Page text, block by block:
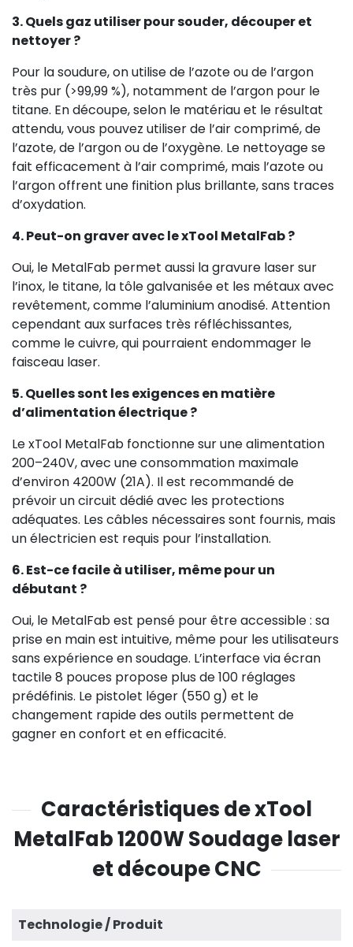
3. Quels gaz utiliser pour souder, découper et
nettoyer ?
Pour la soudure, on utilise de l’azote ou de l’argon
très pur (>99,99 %), notamment de l’argon pour le
titane. En découpe, selon le matériau et le résultat
attendu, vous pouvez utiliser de l’air comprimé, de
l’azote, de l’argon ou de l’oxygène. Le nettoyage se
fait efficacement à l’air comprimé, mais l’azote ou
l’argon offrent une finition plus brillante, sans traces
d’oxydation.
4. Peut-on graver avec le xTool MetalFab ?
Oui, le MetalFab permet aussi la gravure laser sur
l’inox, le titane, la tôle galvanisée et les métaux avec
revêtement, comme l’aluminium anodisé. Attention
cependant aux surfaces très réfléchissantes,
comme le cuivre, qui pourraient endommager le
faisceau laser.
5. Quelles sont les exigences en matière
d’alimentation électrique ?
Le xTool MetalFab fonctionne sur une alimentation
200–240V, avec une consommation maximale
d’environ 4200W (21A). Il est recommandé de
prévoir un circuit dédié avec les protections
adéquates. Les câbles nécessaires sont fournis, mais
un électricien est requis pour l’installation.
6. Est-ce facile à utiliser, même pour un
débutant ?
Oui, le MetalFab est pensé pour être accessible : sa
prise en main est intuitive, même pour les utilisateurs
sans expérience en soudage. L’interface via écran
tactile 8 pouces propose plus de 100 réglages
prédéfinis. Le pistolet léger (550 g) et le
changement rapide des outils permettent de
gagner en confort et en efficacité.
Caractéristiques de xTool
MetalFab 1200W Soudage laser
et découpe CNC
Technologie / Produit